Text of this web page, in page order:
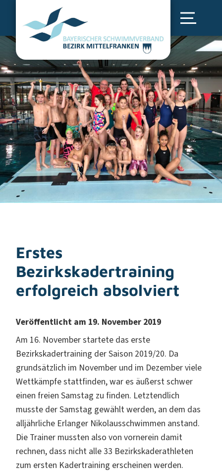
Erstes
Bezirkskadertraining
erfolgreich absolviert
Veröffentlicht am 19. November 2019
Am 16. November startete das erste
Bezirkskadertraining der Saison 2019/20. Da
grundsätzlich im November und im Dezember viele
Wettkämpfe stattfinden, war es äußerst schwer
einen freien Samstag zu finden. Letztendlich
musste der Samstag gewählt werden, an dem das
alljährliche Erlanger Nikolausschwimmen anstand.
Die Trainer mussten also von vornerein damit
rechnen, dass nicht alle 33 Bezirkskaderathleten
zum ersten Kadertraining erscheinen werden.